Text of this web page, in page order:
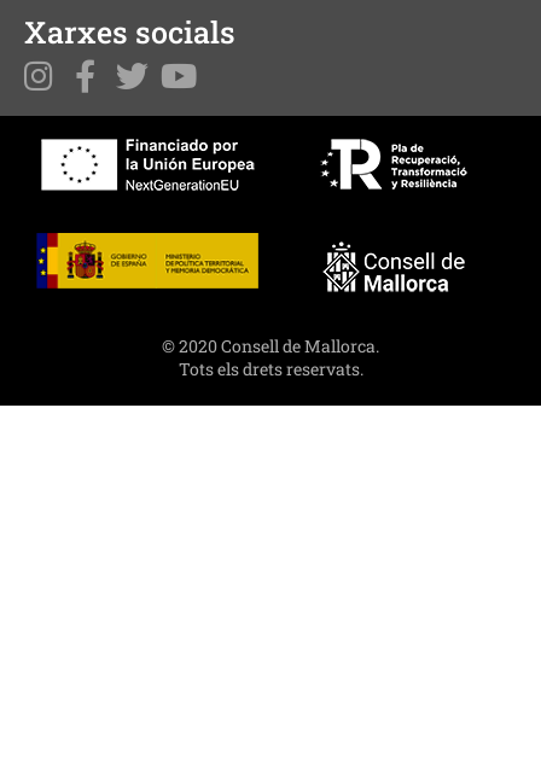
Xarxes socials
© 2020 Consell de Mallorca.
Tots els drets reservats.